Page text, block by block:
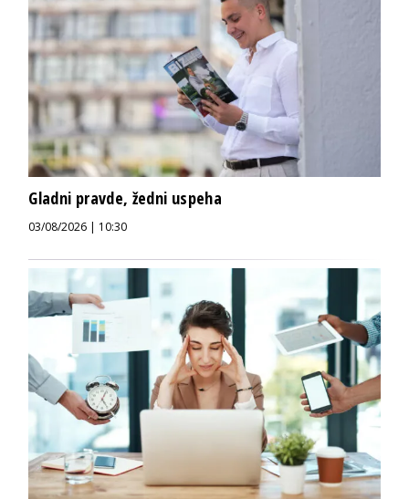
Gladni pravde, žedni uspeha
03/08/2026 | 10:30